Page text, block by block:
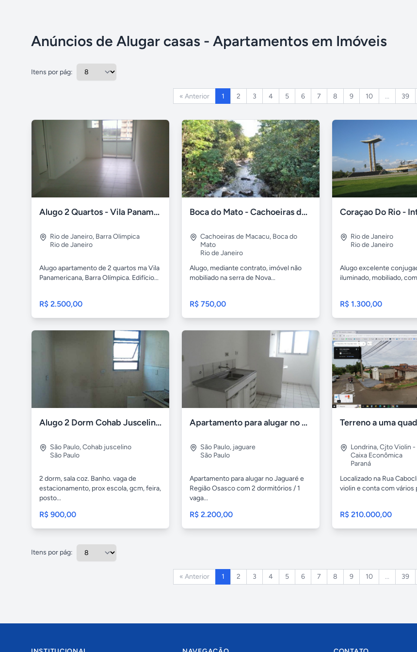
Anúncios de Alugar casas - Apartamentos em Imóveis
Itens por pág:
« Anterior 1 2 3 4 5 6 7 8 9 10 ... 39
Alugo 2 Quartos - Vila Panamericana
Rio de Janeiro, Barra Olimpica
Rio de Janeiro
Alugo apartamento de 2 quartos ma Vila
Panamericana, Barra Olímpica. Edifício...
R$ 2.500,00
Boca do Mato - Cachoeiras de Macacu
Cachoeiras de Macacu, Boca do
Mato
Rio de Janeiro
Alugo, mediante contrato, imóvel não
mobiliado na serra de Nova...
R$ 750,00
Rio de Janeiro
Rio de Janeiro
Alugo excelente
iluminado, mobiliado,
R$ 1.300,00
Alugo 2 Dorm Cohab Juscelino 900,00
São Paulo,Cohab juscelino
São Paulo
2 dorm, sala coz. Banho. vaga de
estacionamento, prox escola, gcm, feira,
posto...
R$ 900,00
Apartamento para alugar no Jaguaré e Região Osasco
São Paulo, jaguare
São Paulo
Apartamento para alugar no Jaguaré e
Região Osasco com 2 dormitórios / 1
vaga...
R$ 2.200,00
Londrina,Cjto Violin -
Caixa Econômica
Paraná
Localizado na Rua
violin e conta com vários
R$ 210.000,00
Itens por pág:
« Anterior 1 2 3 4 5 6 7 8 9 10 ... 39